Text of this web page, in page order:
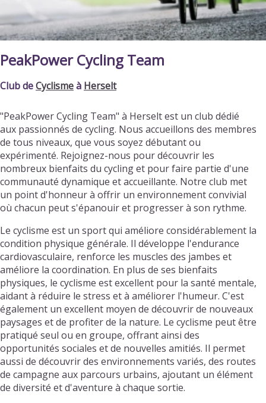
PeakPower Cycling Team
Club deCyclismeà Herselt
"PeakPower Cycling Team" à Herselt est un club dédié
aux passionnés de cycling. Nous accueillons des membres
de tous niveaux, que vous soyez débutant ou
expérimenté. Rejoignez-nous pour découvrir les
nombreux bienfaits du cycling et pour faire partie d'une
communauté dynamique et accueillante. Notre club met
un point d'honneur à offrir un environnement convivial
où chacun peut s'épanouir et progresser à son rythme.
Le cyclisme est un sport qui améliore considérablement la
condition physique générale. Il développe l'endurance
cardiovasculaire, renforce les muscles des jambes et
améliore la coordination. En plus de ses bienfaits
physiques, le cyclisme est excellent pour la santé mentale,
aidant à réduire le stress et à améliorer l'humeur. C'est
également un excellent moyen de découvrir de nouveaux
paysages et de profiter de la nature. Le cyclisme peut être
pratiqué seul ou en groupe, offrant ainsi des
opportunités sociales et de nouvelles amitiés. Il permet
aussi de découvrir des environnements variés, des routes
de campagne aux parcours urbains, ajoutant un élément
de diversité et d'aventure à chaque sortie.